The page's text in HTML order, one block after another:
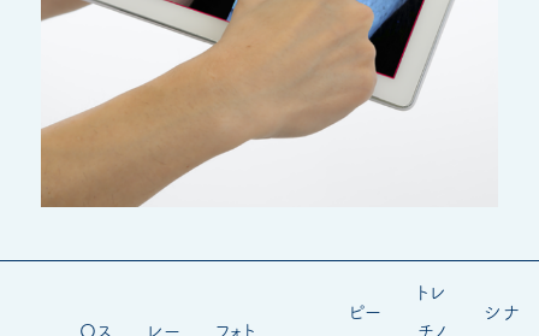
Qス レー フォト
ピー
トレ
チノ
シナ